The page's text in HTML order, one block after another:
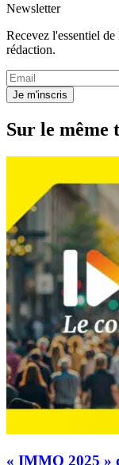
Newsletter
Recevez l'essentiel
rédaction.
Je m'inscris
Sur le même
« IMMO 2025 »